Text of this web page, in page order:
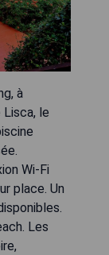
à
le
Wi-Fi
place. Un
Les